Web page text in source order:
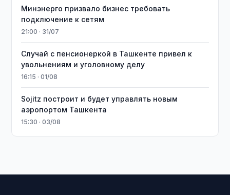
Минэнерго призвало бизнес требовать
подключение к сетям
21:00 · 31/07
Случай с пенсионеркой в Ташкенте привел к
увольнениям и уголовному делу
16:15 · 01/08
Sojitz построит и будет управлять новым
аэропортом Ташкента
15:30 · 03/08